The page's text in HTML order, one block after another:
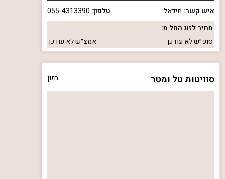
איש קשר: מיכאל טלפון: 055-4313390
מחיר לזוג החל מ:
סופ״שלא עודכן אמצ״שלא עודכן
סוויטות טל ומטר חזון